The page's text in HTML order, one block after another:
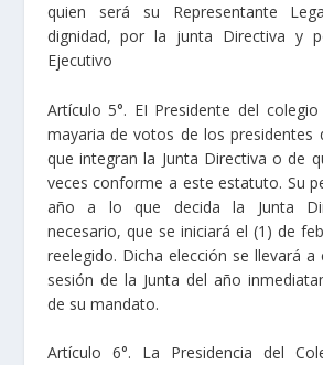
quien será su Representante
dignidad, por la junta Directiva y
Ejecutivo
Artículo 5°. EI Presidente del
mayaria de votos de los presidentes
que integran la Junta Directiva o de
veces conforme a este estatuto. Su
año a lo que decida la Junta
necesario, que se iniciará el (1) de
reelegido. Dicha elección se llevará
sesión de la Junta del año
de su mandato.
Artículo 6°. La Presidencia del